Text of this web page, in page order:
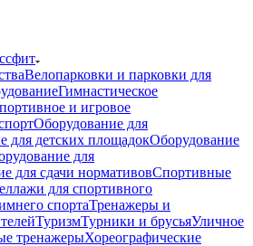
Велопарковки и парковки для
Гимнастическое
и игровое
Оборудование для
для детских площадокОборудование
для
для сдачи нормативовСпортивные
для спортивного
спортаТренажеры и
ТуризмТурники и брусьяУличное
тренажерыХореографические